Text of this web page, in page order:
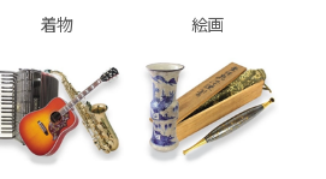
着物 絵画